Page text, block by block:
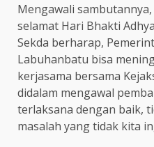
Mengawali
selamat Hari Bhakti
Sekda berharap,
Labuhanbatu bisa
kerjasama bersama
didalam mengawal
terlaksana dengan baik,
masalah yang tidak kita